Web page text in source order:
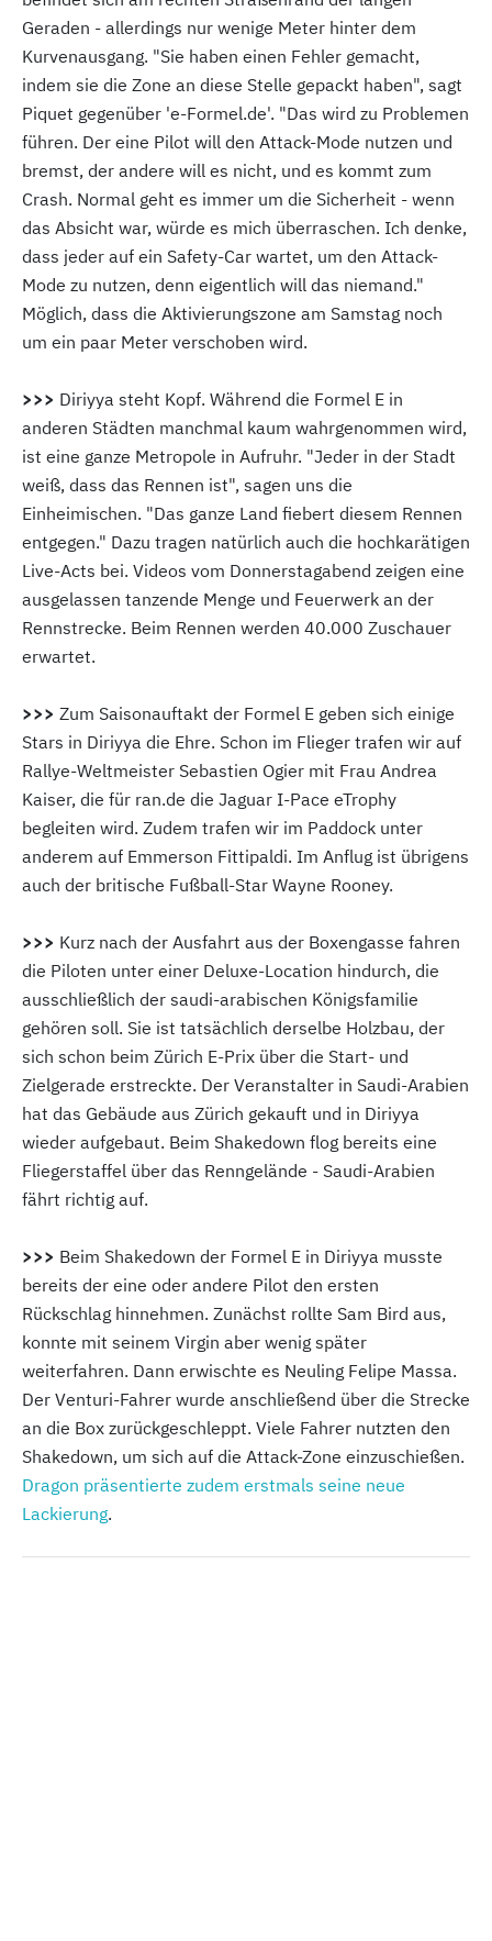
Geraden - allerdings nur wenige Meter hinter dem
Kurvenausgang. "Sie haben einen Fehler gemacht,
indem sie die Zone an diese Stelle gepackt haben", sagt
Piquet gegenüber 'e-Formel.de'. "Das wird zu Problemen
führen. Der eine Pilot will den Attack-Mode nutzen und
bremst, der andere will es nicht, und es kommt zum
Crash. Normal geht es immer um die Sicherheit - wenn
das Absicht war, würde es mich überraschen. Ich denke,
dass jeder auf ein Safety-Car wartet, um den Attack-
Mode zu nutzen, denn eigentlich will das niemand."
Möglich, dass die Aktivierungszone am Samstag noch
um ein paar Meter verschoben wird.
>>> Diriyya steht Kopf. Während die Formel E in
anderen Städten manchmal kaum wahrgenommen wird,
ist eine ganze Metropole in Aufruhr. "Jeder in der Stadt
weiß, dass das Rennen ist", sagen uns die
Einheimischen. "Das ganze Land fiebert diesem Rennen
entgegen." Dazu tragen natürlich auch die hochkarätigen
Live-Acts bei. Videos vom Donnerstagabend zeigen eine
ausgelassen tanzende Menge und Feuerwerk an der
Rennstrecke. Beim Rennen werden 40.000 Zuschauer
erwartet.
>>> Zum Saisonauftakt der Formel E geben sich einige
Stars in Diriyya die Ehre. Schon im Flieger trafen wir auf
Rallye-Weltmeister Sebastien Ogier mit Frau Andrea
Kaiser, die für ran.de die Jaguar I-Pace eTrophy
begleiten wird. Zudem trafen wir im Paddock unter
anderem auf Emmerson Fittipaldi. Im Anflug ist übrigens
auch der britische Fußball-Star Wayne Rooney.
>>> Kurz nach der Ausfahrt aus der Boxengasse fahren
die Piloten unter einer Deluxe-Location hindurch, die
ausschließlich der saudi-arabischen Königsfamilie
gehören soll. Sie ist tatsächlich derselbe Holzbau, der
sich schon beim Zürich E-Prix über die Start- und
Zielgerade erstreckte. Der Veranstalter in Saudi-Arabien
hat das Gebäude aus Zürich gekauft und in Diriyya
wieder aufgebaut. Beim Shakedown flog bereits eine
Fliegerstaffel über das Renngelände - Saudi-Arabien
fährt richtig auf.
>>> Beim Shakedown der Formel E in Diriyya musste
bereits der eine oder andere Pilot den ersten
Rückschlag hinnehmen. Zunächst rollte Sam Bird aus,
konnte mit seinem Virgin aber wenig später
weiterfahren. Dann erwischte es Neuling Felipe Massa.
Der Venturi-Fahrer wurde anschließend über die Strecke
an die Box zurückgeschleppt. Viele Fahrer nutzten den
Shakedown, um sich auf die Attack-Zone einzuschießen.
Dragon präsentierte zudem erstmals seine neue
Lackierung.